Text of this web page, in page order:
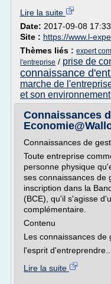
Lire la suite
Date: 2017-09-08
Site : https://www.l-
Thèmes liés : expert
l'entreprise / prise de
connaissance
marche de
et son environnement
Connaissances
Connaissances de
Toute entreprise
personne physique
ses connaissances de
inscription dans la
(BCE), qu'il s'agisse
complémentaire.
Contenu
Les connaissances de
l'esprit d'entreprendre...
Lire la suite